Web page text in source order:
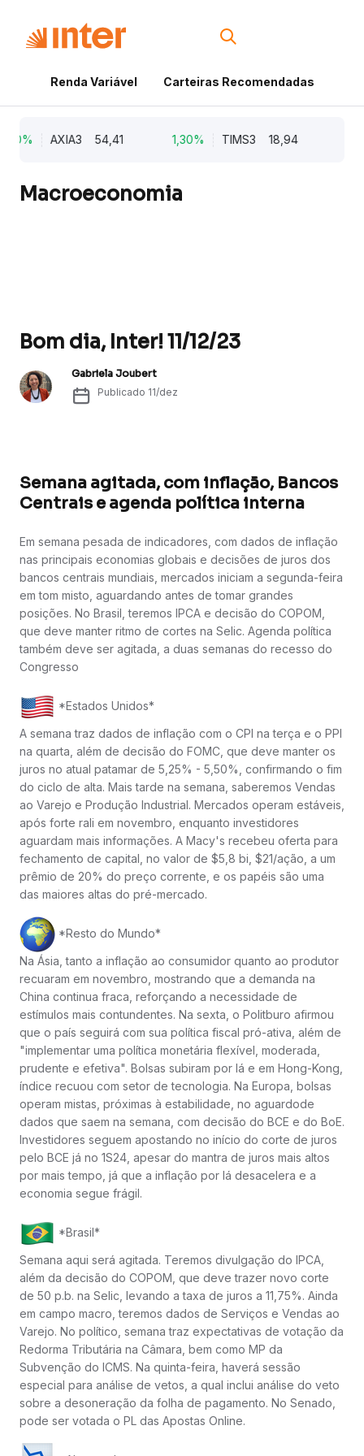
Renda Variável Carteiras Recomendadas
AXIA3 54,41 1,30% TIMS3 18,94
Macroeconomia
Bom dia, Inter! 11/12/23
Gabriela Joubert
Publicado 11/dez
Semana agitada, com inflação, Bancos
Centrais e agenda política interna
Em semana pesada de indicadores, com dados de inflação
nas principais economias globais e decisões de juros dos
bancos centrais mundiais, mercados iniciam a segunda-feira
em tom misto, aguardando antes de tomar grandes
posições. No Brasil, teremos IPCA e decisão do COPOM,
que deve manter ritmo de cortes na Selic. Agenda política
também deve ser agitada, a duas semanas do recesso do
Congresso
*Estados Unidos*
A semana traz dados de inflação com o CPI na terça e o PPI
na quarta, além de decisão do FOMC, que deve manter os
juros no atual patamar de 5,25% - 5,50%, confirmando o fim
do ciclo de alta. Mais tarde na semana, saberemos Vendas
ao Varejo e Produção Industrial. Mercados operam estáveis,
após forte rali em novembro, enquanto investidores
aguardam mais informações. A Macy's recebeu oferta para
fechamento de capital, no valor de $5,8 bi, $21/ação, a um
prêmio de 20% do preço corrente, e os papéis são uma
das maiores altas do pré-mercado.
*Resto do Mundo*
Na Ásia, tanto a inflação ao consumidor quanto ao produtor
recuaram em novembro, mostrando que a demanda na
China continua fraca, reforçando a necessidade de
estímulos mais contundentes. Na sexta, o Politburo afirmou
que o país seguirá com sua política fiscal pró-ativa, além de
"implementar uma política monetária flexível, moderada,
prudente e efetiva". Bolsas subiram por lá e em Hong-Kong,
índice recuou com setor de tecnologia. Na Europa, bolsas
operam mistas, próximas à estabilidade, no aguardode
dados que saem na semana, com decisão do BCE e do BoE.
Investidores seguem apostando no início do corte de juros
pelo BCE já no 1S24, apesar do mantra de juros mais altos
por mais tempo, já que a inflação por lá desacelera e a
economia segue frágil.
*Brasil*
Semana aqui será agitada. Teremos divulgação do IPCA,
além da decisão do COPOM, que deve trazer novo corte
de 50 p.b. na Selic, levando a taxa de juros a 11,75%. Ainda
em campo macro, teremos dados de Serviços e Vendas ao
Varejo. No político, semana traz expectativas de votação da
Redorma Tributária na Câmara, bem como MP da
Subvenção do ICMS. Na quinta-feira, haverá sessão
especial para análise de vetos, a qual inclui análise do veto
sobre a desoneração da folha de pagamento. No Senado,
pode ser votada o PL das Apostas Online.